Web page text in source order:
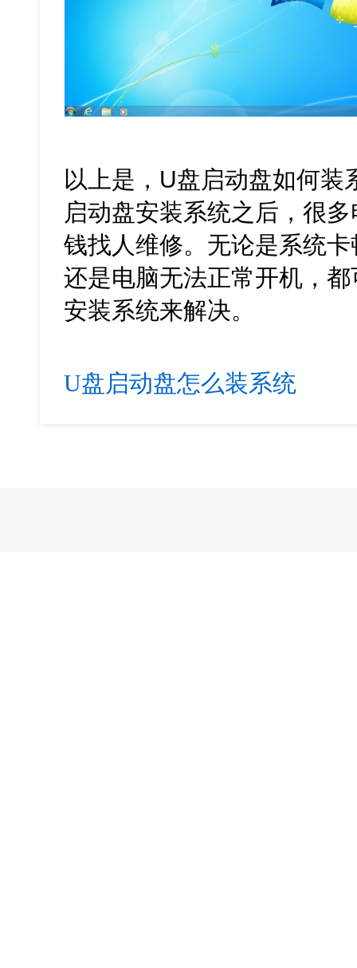
以上是，U盘启动盘如何
启动盘安装系统之后，很
钱找人维修。无论是系统
还是电脑无法正常开机，
安装系统来解决。
U盘启动盘怎么装系统